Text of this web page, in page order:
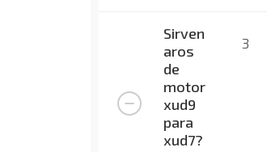
Sirven
aros
de
motor
xud9
para
xud7?
3